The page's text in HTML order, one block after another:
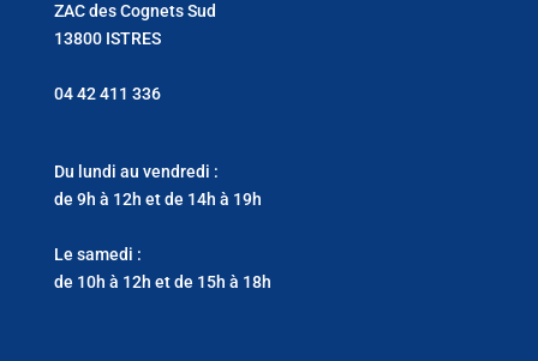
ZAC des Cognets Sud
13800 ISTRES
04 42 411 336
Du lundi au vendredi :
de 9h à 12h et de 14h à 19h
Le samedi :
de 10h à 12h et de 15h à 18h